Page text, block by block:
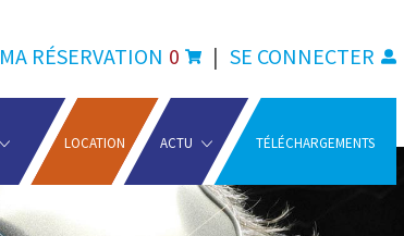
MA RÉSERVATION 0 | SE CONNECTER
LOCATION ACTU TÉLÉCHARGEMENTS